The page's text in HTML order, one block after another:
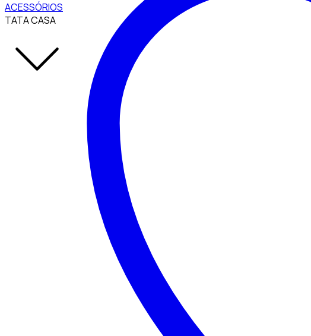
ACESSÓRIOS
TATA CASA